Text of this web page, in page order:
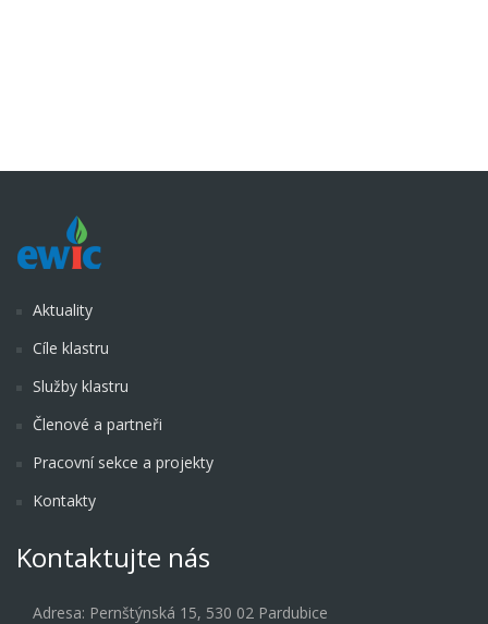
Aktuality
Cíle klastru
Služby klastru
Členové a partneři
Pracovní sekce a projekty
Kontakty
Kontaktujte nás
Adresa: Pernštýnská 15, 530 02 Pardubice